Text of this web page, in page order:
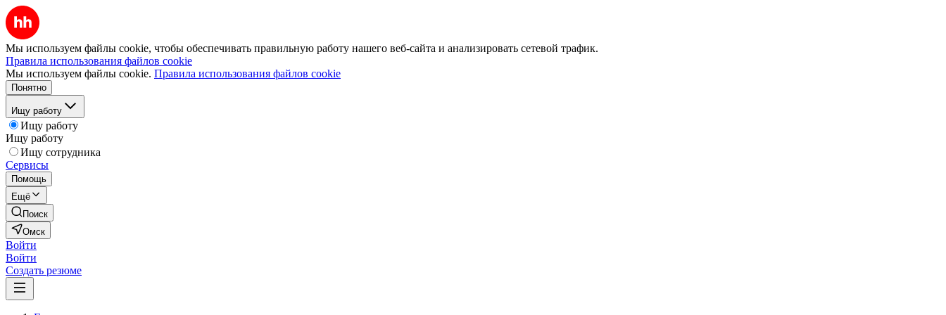
Мы используем файлы cookie, чтобы обеспечивать правильную работу нашего веб-сайта и анализировать сетевой трафик.
Правила использования файлов cookie
Мы используем файлы cookie. Правила использования файлов cookie
Понятно
Ищу работу
Ищу работу
Ищу работу
Ищу сотрудника
Сервисы
Помощь
Ещё
Поиск
Омск
Войти
Войти
Создать резюме